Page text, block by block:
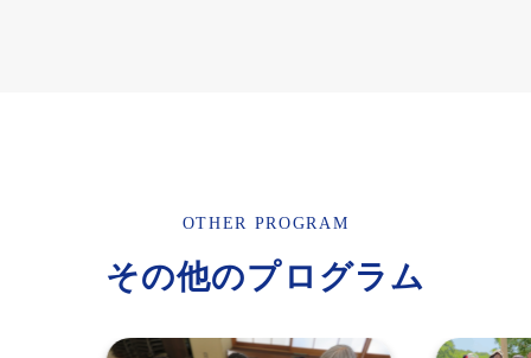
OTHER PROGRAM
その他のプログラム